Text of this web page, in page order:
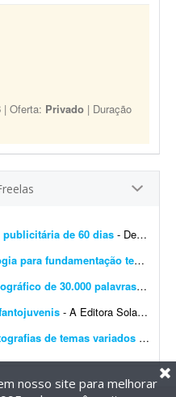
| Oferta: Privado | Duração
publicitária de 60 dias - Desenvolver supervisão editorial, definição de objetivos, escrita de títulos e blocos de texto e definição do estilo de campanha para uma campanha publicit...
Ghostwriter - sociologia/psicologia para fundamentação teórica
Escrita com IA para livro autobiográfico de 30.000 palavras
- A
- A Editora Solano busca um profissional especializado em Inteligência Artificial e escrita criativa para desenvolver 10 livros completos, com aproximadamente 10 mil palavras cada, utilizando f...
de temas variados
nosso site para melhorar